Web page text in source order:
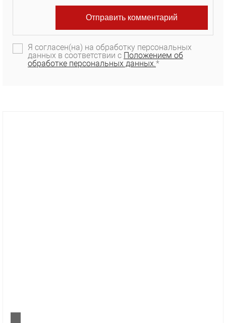
Я согласен(на) на обработку персональных
данных в соответствии с Положением об
обработке персональных данных. *